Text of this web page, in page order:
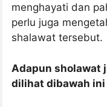
menghayati dan
perlu juga
shalawat tersebut.
Adapun sholawat
dilihat dibawah ini